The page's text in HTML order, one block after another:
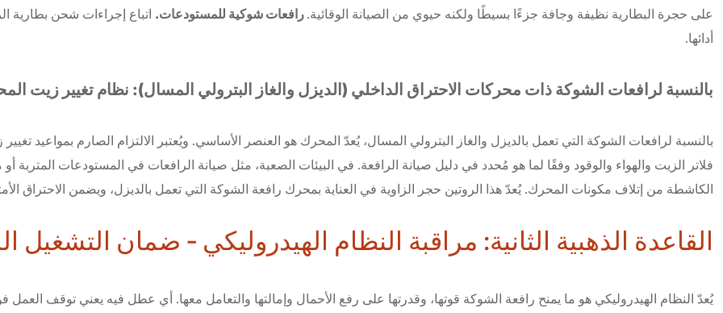
على حجرة البطارية نظيفة وجافة جزءًا بسيطًا ولكنه حيوي من الصيانة الوقائية.رافعات شوكية للمستودعات. اتباع إجراءات شحن بطارية
أدائها.
بالنسبة لرافعات الشوكة ذات محركات الاحتراق الداخلي (الديزل والغاز البترولي المسال): نظام تغيير زيت
بالنسبة لرافعات الشوكة التي تعمل بالديزل والغاز البترولي المسال، يُعدّ المحرك هو العنصر الأساسي. ويُعتبر الالتزام الصارم بمواعيد
فلاتر الزيت والهواء والوقود وفقًا لما هو مُحدد في دليل صيانة الرافعة. في البيئات الصعبة، مثل صيانة الرافعات في المستودعات المتربة أو
الكاشطة من إتلاف مكونات المحرك. يُعدّ هذا الروتين حجر الزاوية في العناية بمحرك رافعة الشوكة التي تعمل بالديزل، ويضمن الاحتراق
القاعدة الذهبية الثانية: مراقبة النظام الهيدروليكي - ضمان
يُعدّ النظام الهيدروليكي هو ما يمنح رافعة الشوكة قوتها، وقدرتها على رفع الأحمال وإمالتها والتعامل معها. أي عطل فيه يعني توقف